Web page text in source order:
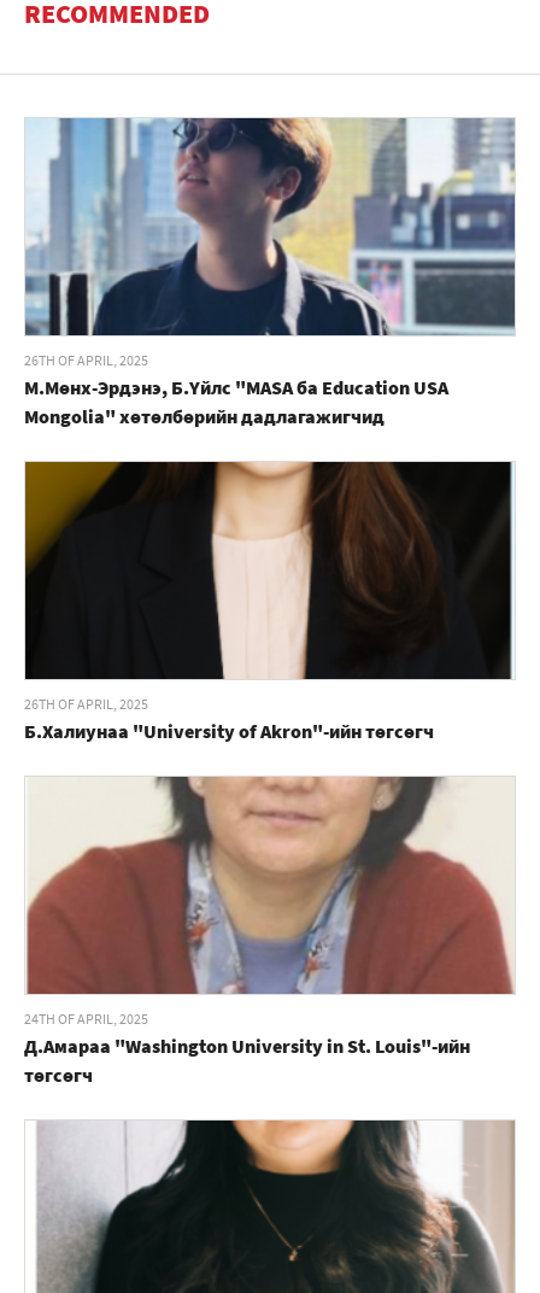
RECOMMENDED
26TH OF APRIL, 2025
М.Мөнх-Эрдэнэ, Б.Үйлс "MASA ба Education USA
Mongolia" хөтөлбөрийн дадлагажигчид
26TH OF APRIL, 2025
Б.Халиунаа "University of Akron"-ийн төгсөгч
24TH OF APRIL, 2025
Д.Амараа "Washington University in St. Louis"-ийн
төгсөгч